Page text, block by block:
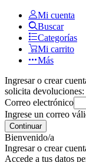
Mi cuenta
Buscar
Categorías
Mi carrito
Más
Ingresar o crear
solicita devoluciones:
Correo electrónico
Ingrese un correo
Continuar
Bienvenido/a
Ingresar o crear
Accede a tus datos